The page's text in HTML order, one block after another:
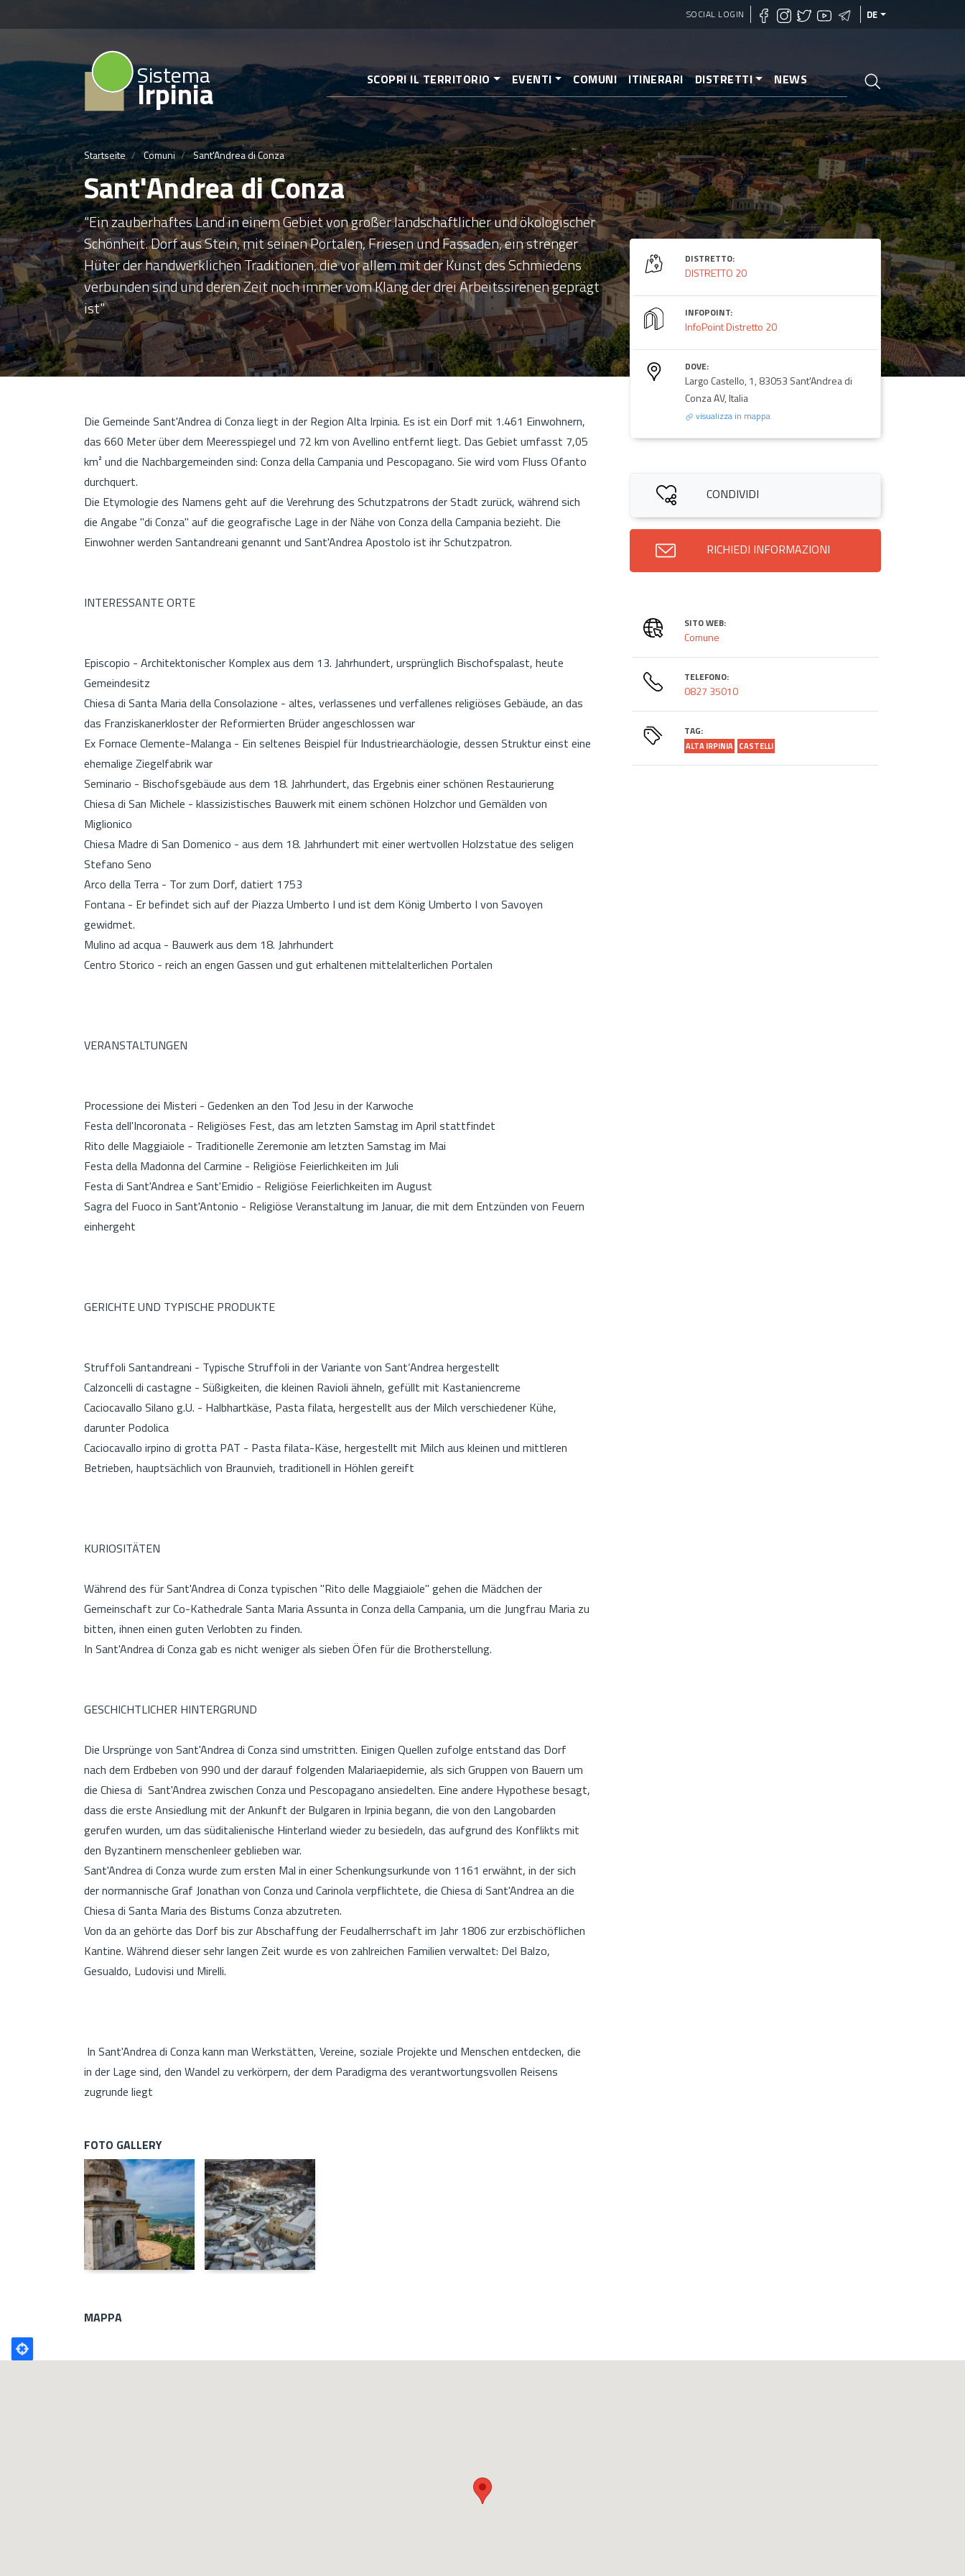
SOCIAL LOGIN DE
Sistema
Irpinia SCOPRI IL TERRITORIO EVENTI COMUNI ITINERARI DISTRETTI NEWS
Startseite Comuni Sant'Andrea di Conza
Sant'Andrea di Conza
"Ein zauberhaftes Land in einem Gebiet von großer landschaftlicher und ökologischer
Schönheit. Dorf aus Stein, mit seinen Portalen, Friesen und Fassaden, ein strenger
Hüter der handwerklichen Traditionen, die vor allem mit der Kunst des Schmiedens
verbunden sind und deren Zeit noch immer vom Klang der drei Arbeitssirenen geprägt
ist"
Die Gemeinde Sant'Andrea di Conza liegt in der Region Alta Irpinia. Es ist ein Dorf mit 1.461 Einwohnern,
das 660 Meter über dem Meeresspiegel und 72 km von Avellino entfernt liegt. Das Gebiet umfasst 7,05
km² und die Nachbargemeinden sind: Conza della Campania und Pescopagano. Sie wird vom Fluss Ofanto
durchquert.
Die Etymologie des Namens geht auf die Verehrung des Schutzpatrons der Stadt zurück, während sich
die Angabe "di Conza" auf die geografische Lage in der Nähe von Conza della Campania bezieht. Die
Einwohner werden Santandreani genannt und Sant'Andrea Apostolo ist ihr Schutzpatron.
INTERESSANTE ORTE
Episcopio - Architektonischer Komplex aus dem 13. Jahrhundert, ursprünglich Bischofspalast, heute
Gemeindesitz
Chiesa di Santa Maria della Consolazione - altes, verlassenes und verfallenes religiöses Gebäude, an das
das Franziskanerkloster der Reformierten Brüder angeschlossen war
Ex Fornace Clemente-Malanga - Ein seltenes Beispiel für Industriearchäologie, dessen Struktur einst eine
ehemalige Ziegelfabrik war
Seminario - Bischofsgebäude aus dem 18. Jahrhundert, das Ergebnis einer schönen Restaurierung
Chiesa di San Michele - klassizistisches Bauwerk mit einem schönen Holzchor und Gemälden von
Miglionico
Chiesa Madre di San Domenico - aus dem 18. Jahrhundert mit einer wertvollen Holzstatue des seligen
Stefano Seno
Arco della Terra - Tor zum Dorf, datiert 1753
Fontana - Er befindet sich auf der Piazza Umberto I und ist dem König Umberto I von Savoyen
gewidmet.
Mulino ad acqua - Bauwerk aus dem 18. Jahrhundert
Centro Storico - reich an engen Gassen und gut erhaltenen mittelalterlichen Portalen
VERANSTALTUNGEN
Processione dei Misteri - Gedenken an den Tod Jesu in der Karwoche
Festa dell'Incoronata - Religiöses Fest, das am letzten Samstag im April stattfindet
Rito delle Maggiaiole - Traditionelle Zeremonie am letzten Samstag im Mai
Festa della Madonna del Carmine - Religiöse Feierlichkeiten im Juli
Festa di Sant'Andrea e Sant'Emidio - Religiöse Feierlichkeiten im August
Sagra del Fuoco in Sant'Antonio - Religiöse Veranstaltung im Januar, die mit dem Entzünden von Feuern
einhergeht
GERICHTE UND TYPISCHE PRODUKTE
Struffoli Santandreani - Typische Struffoli in der Variante von Sant‘Andrea hergestellt
Calzoncelli di castagne - Süßigkeiten, die kleinen Ravioli ähneln, gefüllt mit Kastaniencreme
Caciocavallo Silano g.U. - Halbhartkäse, Pasta filata, hergestellt aus der Milch verschiedener Kühe,
darunter Podolica
Caciocavallo irpino di grotta PAT - Pasta filata-Käse, hergestellt mit Milch aus kleinen und mittleren
Betrieben, hauptsächlich von Braunvieh, traditionell in Höhlen gereift
KURIOSITÄTEN
Während des für Sant'Andrea di Conza typischen "Rito delle Maggiaiole" gehen die Mädchen der
Gemeinschaft zur Co-Kathedrale Santa Maria Assunta in Conza della Campania, um die Jungfrau Maria zu
bitten, ihnen einen guten Verlobten zu finden.
In Sant'Andrea di Conza gab es nicht weniger als sieben Öfen für die Brotherstellung.
GESCHICHTLICHER HINTERGRUND
Die Ursprünge von Sant'Andrea di Conza sind umstritten. Einigen Quellen zufolge entstand das Dorf
nach dem Erdbeben von 990 und der darauf folgenden Malariaepidemie, als sich Gruppen von Bauern um
die Chiesa di Sant'Andrea zwischen Conza und Pescopagano ansiedelten. Eine andere Hypothese besagt,
dass die erste Ansiedlung mit der Ankunft der Bulgaren in Irpinia begann, die von den Langobarden
gerufen wurden, um das süditalienische Hinterland wieder zu besiedeln, das aufgrund des Konflikts mit
den Byzantinern menschenleer geblieben war.
Sant'Andrea di Conza wurde zum ersten Mal in einer Schenkungsurkunde von 1161 erwähnt, in der sich
der normannische Graf Jonathan von Conza und Carinola verpflichtete, die Chiesa di Sant'Andrea an die
Chiesa di Santa Maria des Bistums Conza abzutreten.
Von da an gehörte das Dorf bis zur Abschaffung der Feudalherrschaft im Jahr 1806 zur erzbischöflichen
Kantine. Während dieser sehr langen Zeit wurde es von zahlreichen Familien verwaltet: Del Balzo,
Gesualdo, Ludovisi und Mirelli.
In Sant'Andrea di Conza kann man Werkstätten, Vereine, soziale Projekte und Menschen entdecken, die
in der Lage sind, den Wandel zu verkörpern, der dem Paradigma des verantwortungsvollen Reisens
zugrunde liegt
FOTO GALLERY
DISTRETTO:
DISTRETTO 20
INFOPOINT:
InfoPoint Distretto 20
DOVE:
Largo Castello, 1, 83053 Sant'Andrea di
Conza AV, Italia
visualizza in mappa
CONDIVIDI
RICHIEDI INFORMAZIONI
SITO WEB:
Comune
TELEFONO:
0827 35010
TAG:
ALTA IRPINIA CASTELLI
MAPPA
Poligono
GEO